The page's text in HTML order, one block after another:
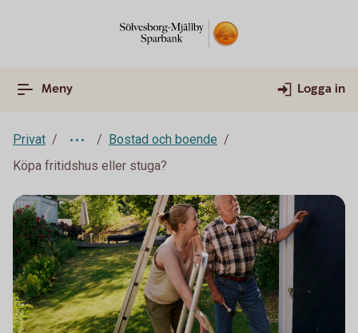
Meny Logga in
Privat
Bostad och boende
Köpa fritidshus eller stuga?